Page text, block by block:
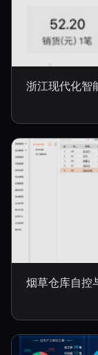
浙江现代化智
烟草仓库自控